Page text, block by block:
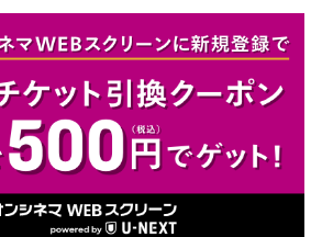
リンクより、ご覧になりたい作品を選
閉じる
ら選ぶ